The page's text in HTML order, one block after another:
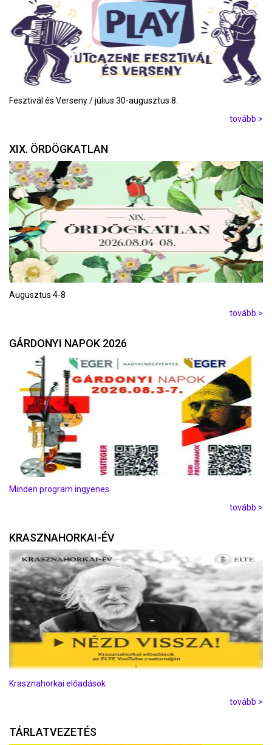
Fesztivál és Verseny / július 30-augusztus 8.
tovább >
XIX. ÖRDÖGKATLAN
Augusztus 4-8
tovább >
GÁRDONYI NAPOK 2026
Minden program ingyenes
tovább >
KRASZNAHORKAI-ÉV
Krasznahorkai előadások
tovább >
TÁRLATVEZETÉS